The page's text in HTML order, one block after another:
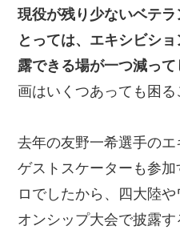
現役が残り少ないベテ
とっては、エキシビシ
露できる場が一つ減っ
画はいくつあっても困る
去年の友野一希選手の
ゲストスケーターも参
ロでしたから、四大陸
オンシップ大会で披露